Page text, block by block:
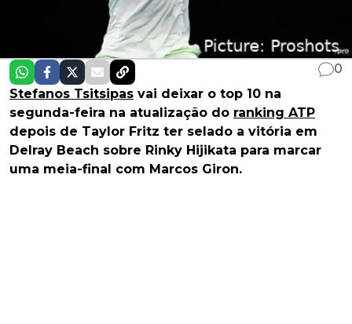
0
Stefanos Tsitsipas vai deixar o top 10 na
segunda-feira na atualização do ranking ATP
depois de Taylor Fritz ter selado a vitória em
Delray Beach sobre Rinky Hijikata para marcar
uma meia-final com Marcos Giron.